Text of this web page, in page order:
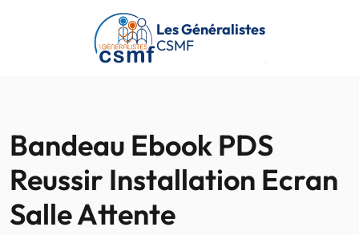
Passer au contenu principal
Les Généralistes
CSMF
Bandeau Ebook PDS
Reussir Installation Ecran
Salle Attente